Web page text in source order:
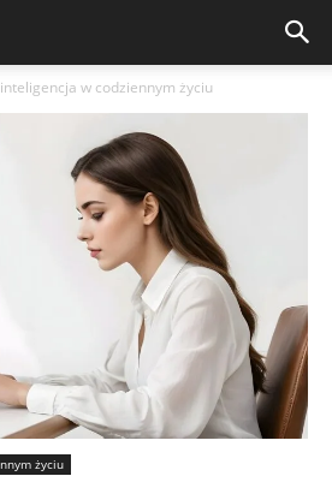
w codziennym życiu
życiu